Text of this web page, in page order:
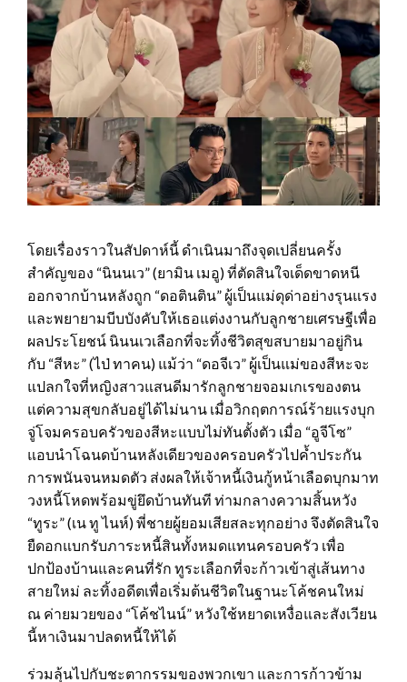
โดยเรื่องราวในสัปดาห์นี้ ดำเนินมาถึงจุดเปลี่ยนครั้ง
สำคัญของ “นินนเว” (ยามิน เมอู) ที่ตัดสินใจเด็ดขาดหนี
ออกจากบ้านหลังถูก “ดอตินติน” ผู้เป็นแม่ดุด่าอย่างรุนแรง
และพยายามบีบบังคับให้เธอแต่งงานกับลูกชายเศรษฐีเพื่อ
ผลประโยชน์ นินนเวเลือกที่จะทิ้งชีวิตสุขสบายมาอยู่กิน
กับ “สีหะ” (ไป่ ทาคน) แม้ว่า “ดอจีเว” ผู้เป็นแม่ของสีหะจะ
แปลกใจที่หญิงสาวแสนดีมารักลูกชายจอมเกเรของตน
แต่ความสุขกลับอยู่ได้ไม่นาน เมื่อวิกฤตการณ์ร้ายแรงบุก
จู่โจมครอบครัวของสีหะแบบไม่ทันตั้งตัว เมื่อ “อูจีโซ”
แอบนำโฉนดบ้านหลังเดียวของครอบครัวไปค้ำประกัน
การพนันจนหมดตัว ส่งผลให้เจ้าหนี้เงินกู้หน้าเลือดบุกมาท
วงหนี้โหดพร้อมขู่ยึดบ้านทันที ท่ามกลางความสิ้นหวัง
“ทูระ” (เน ทู ไนห์) พี่ชายผู้ยอมเสียสละทุกอย่าง จึงตัดสินใจ
ยืดอกแบกรับภาระหนี้สินทั้งหมดแทนครอบครัว เพื่อ
ปกป้องบ้านและคนที่รัก ทูระเลือกที่จะก้าวเข้าสู่เส้นทาง
สายใหม่ ละทิ้งอดีตเพื่อเริ่มต้นชีวิตในฐานะโค้ชคนใหม่
ณ ค่ายมวยของ “โค้ชไนน์” หวังใช้หยาดเหงื่อและสังเวียน
นี้หาเงินมาปลดหนี้ให้ได้
ร่วมลุ้นไปกับชะตากรรมของพวกเขา และการก้าวข้าม